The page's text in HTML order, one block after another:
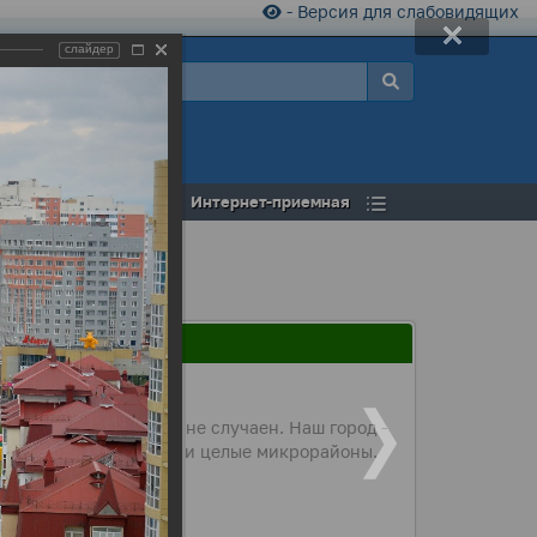
- Версия для слабовидящих
Открытый бюджет Интернет-приемная
Данный выбор не случаен. Наш город -
новые жилые дома и целые микрорайоны.
слайдер